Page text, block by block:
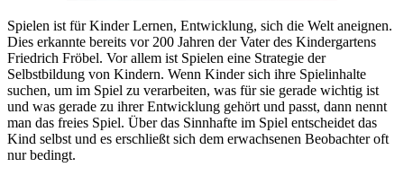
Spielen ist für Kinder Lernen, Entwicklung, sich die Welt aneignen.
Dies erkannte bereits vor 200 Jahren der Vater des Kindergartens
Friedrich Fröbel. Vor allem ist Spielen eine Strategie der
Selbstbildung von Kindern. Wenn Kinder sich ihre Spielinhalte
suchen, um im Spiel zu verarbeiten, was für sie gerade wichtig ist
und was gerade zu ihrer Entwicklung gehört und passt, dann nennt
man das freies Spiel. Über das Sinnhafte im Spiel entscheidet das
Kind selbst und es erschließt sich dem erwachsenen Beobachter oft
nur bedingt.